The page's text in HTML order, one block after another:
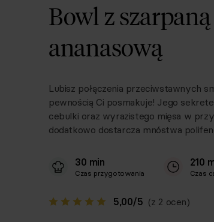
Bowl z
ananasową
Lubisz połączenia przeciwstawnych
pewnością Ci posmakuje! Jego
cebulki oraz wyrazistego mięsa w
dodatkowo dostarcza mnóstwa
30 min
Czas przygotowania
210
Czas
5,00/5 (z 2 ocen)